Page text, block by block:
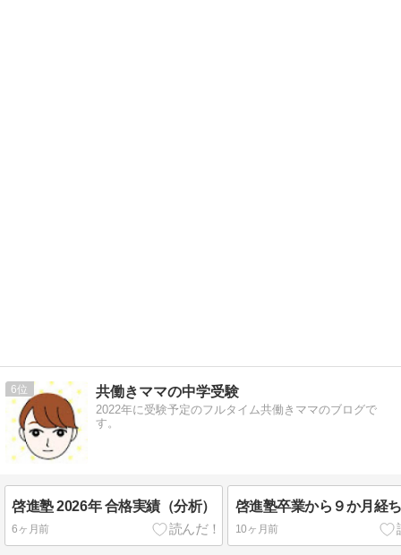
6 共働きママの中学受験
2022年に受験予定のフルタイム共働きママのブログで
す。
啓進塾 2026年 合格実績（分析）
6ヶ月前
啓進塾卒業から９か月経
10ヶ月前